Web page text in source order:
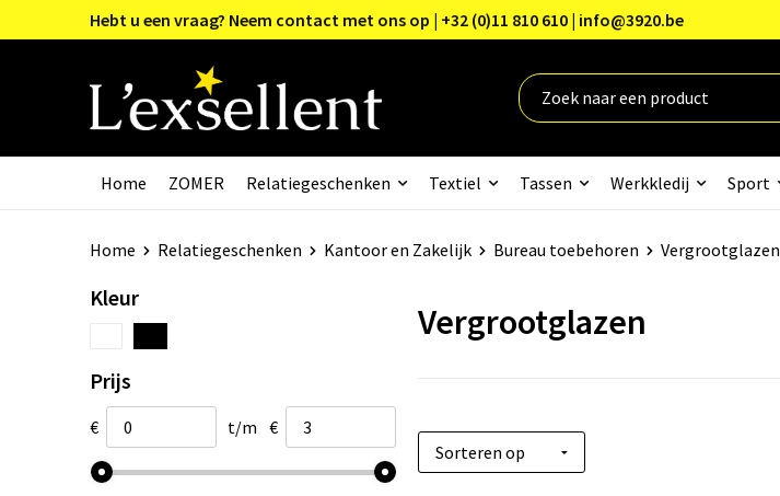
Hebt u een vraag? Neem contact met ons op | +32 (0)11 810 610 | info@3920.be
Home ZOMER Relatiegeschenken Textiel Tassen Werkkledij Sport
Home Relatiegeschenken Kantoor en Zakelijk Bureau toebehoren Vergrootglazen
Kleur
Prijs
€ t/m €
Vergrootglazen